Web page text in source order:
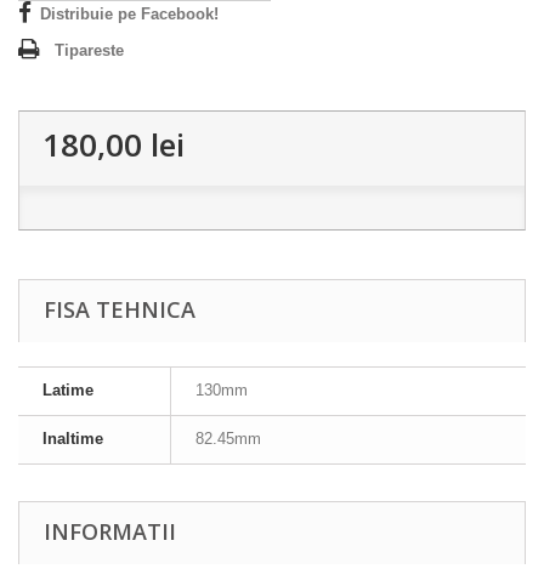
Distribuie pe Facebook!
Tipareste
180,00 lei
FISA TEHNICA
Latime 130mm
Inaltime 82.45mm
INFORMATII